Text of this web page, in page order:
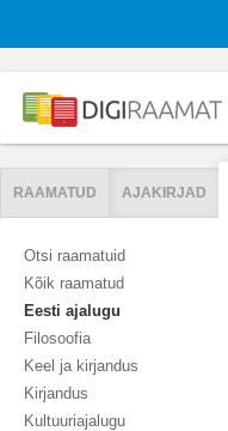
RAAMATUD AJAKIRJAD
Otsi raamatuid
Kõik raamatud
Eesti ajalugu
Filosoofia
Keel ja kirjandus
Kirjandus
Kultuuriajalugu